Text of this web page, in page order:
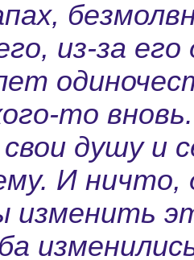
из-за
то
свои душу и
И ничто,
изменить